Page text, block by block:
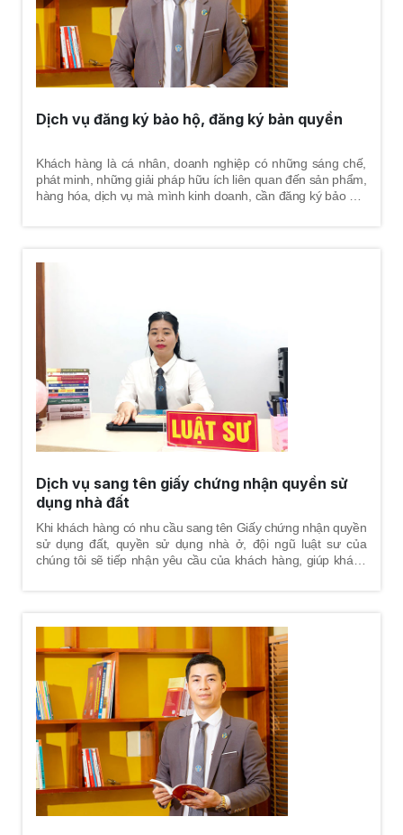
Dịch vụ đăng ký bảo hộ, đăng ký bản quyền
Khách hàng là cá nhân, doanh nghiệp có những sáng chế,
phát minh, những giải pháp hữu ích liên quan đến sản phẩm,
hàng hóa, dịch vụ mà mình kinh doanh, cần đăng ký bảo hộ,
Dịch vụ sang tên giấy chứng nhận quyền sử
dụng nhà đất
Khi khách hàng có nhu cầu sang tên Giấy chứng nhận quyền
sử dụng đất, quyền sử dụng nhà ở, đội ngũ luật sư của
chúng tôi sẽ tiếp nhận yêu cầu của khách hàng, giúp khách
quyền sử dụng đất, quyền sử dụng nhà ở cho khách hàng